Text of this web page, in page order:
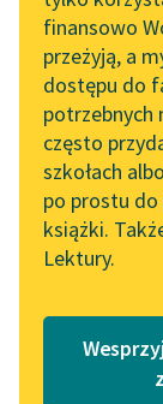
Tunkiel w Oslo
Wolne Lektury
Pol’and’Rock
„Kochanek Lady
Chatterley” do
na Wolnych
Nowy audiobook
„Marzenie o
finansowo
przeżyją, a
dostępu do
potrzebnych
często
szkołach
po prostu do
książki.
Lektury.